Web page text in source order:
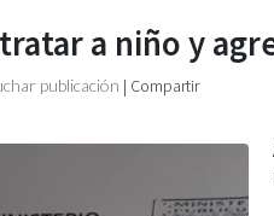
a niño y
publicación | Compartir